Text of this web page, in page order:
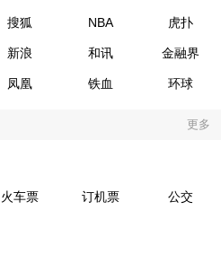
搜狐 NBA 虎扑
新浪 和讯 金融界
凤凰 铁血 环球
更多
火车票 订机票 公交